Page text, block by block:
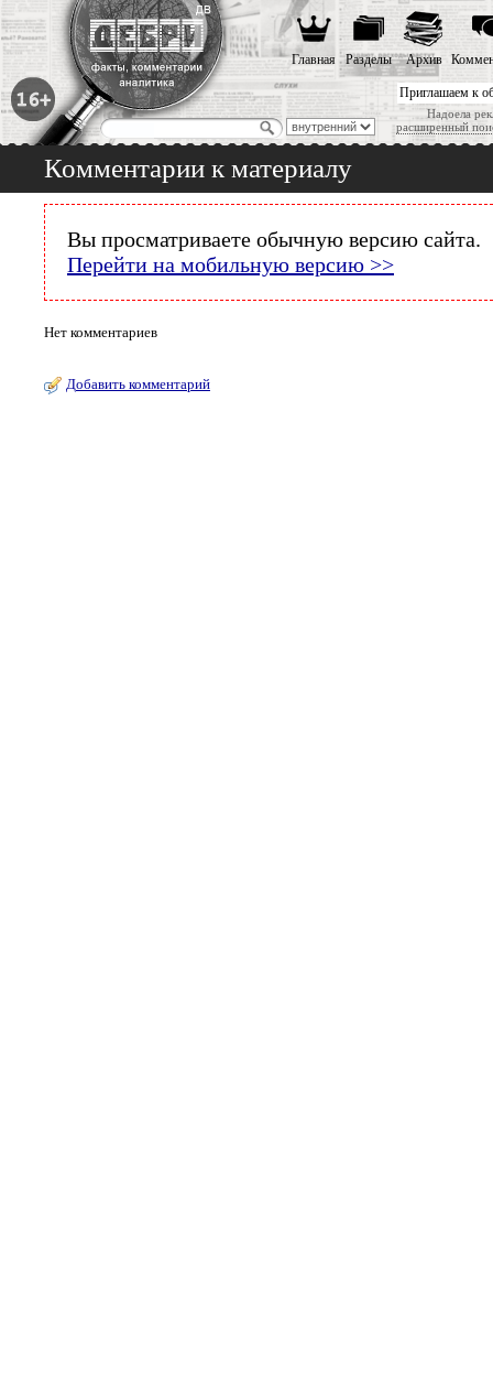
Приглашаем к
Надоела
расширенный
Главная Разделы Архив
Комментарии к материалу
Вы просматриваете обычную версию сайта.
Перейти на мобильную версию >>
Нет комментариев
Добавить комментарий